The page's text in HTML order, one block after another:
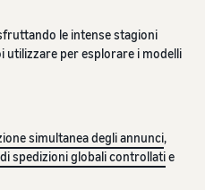
le intense stagioni
utilizzare per esplorare i modelli
simultanea degli annunci,
spedizioni globali controllatie